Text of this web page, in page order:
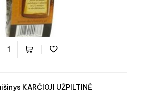
KARČIOJI UŽPILTINĖ